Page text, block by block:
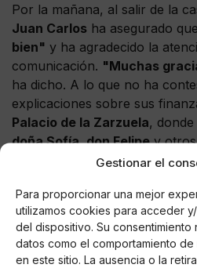
Gestionar el
Para proporcionar una mejor
utilizamos cookies para acceder
del dispositivo. Su consentimiento
datos como el comportamiento
en este sitio. La ausencia o la
Por la mañana, al salir de la
Juan Carlos ha asegurado
bien" y ha agradecido la
comunicación. "Muchas
ha dicho. A lo que no ha
explicaciones sobre sus
Palacio de la Zarzuela,
doña Sofía, don Felipey otros
. Se trata de un acto
AUTOR